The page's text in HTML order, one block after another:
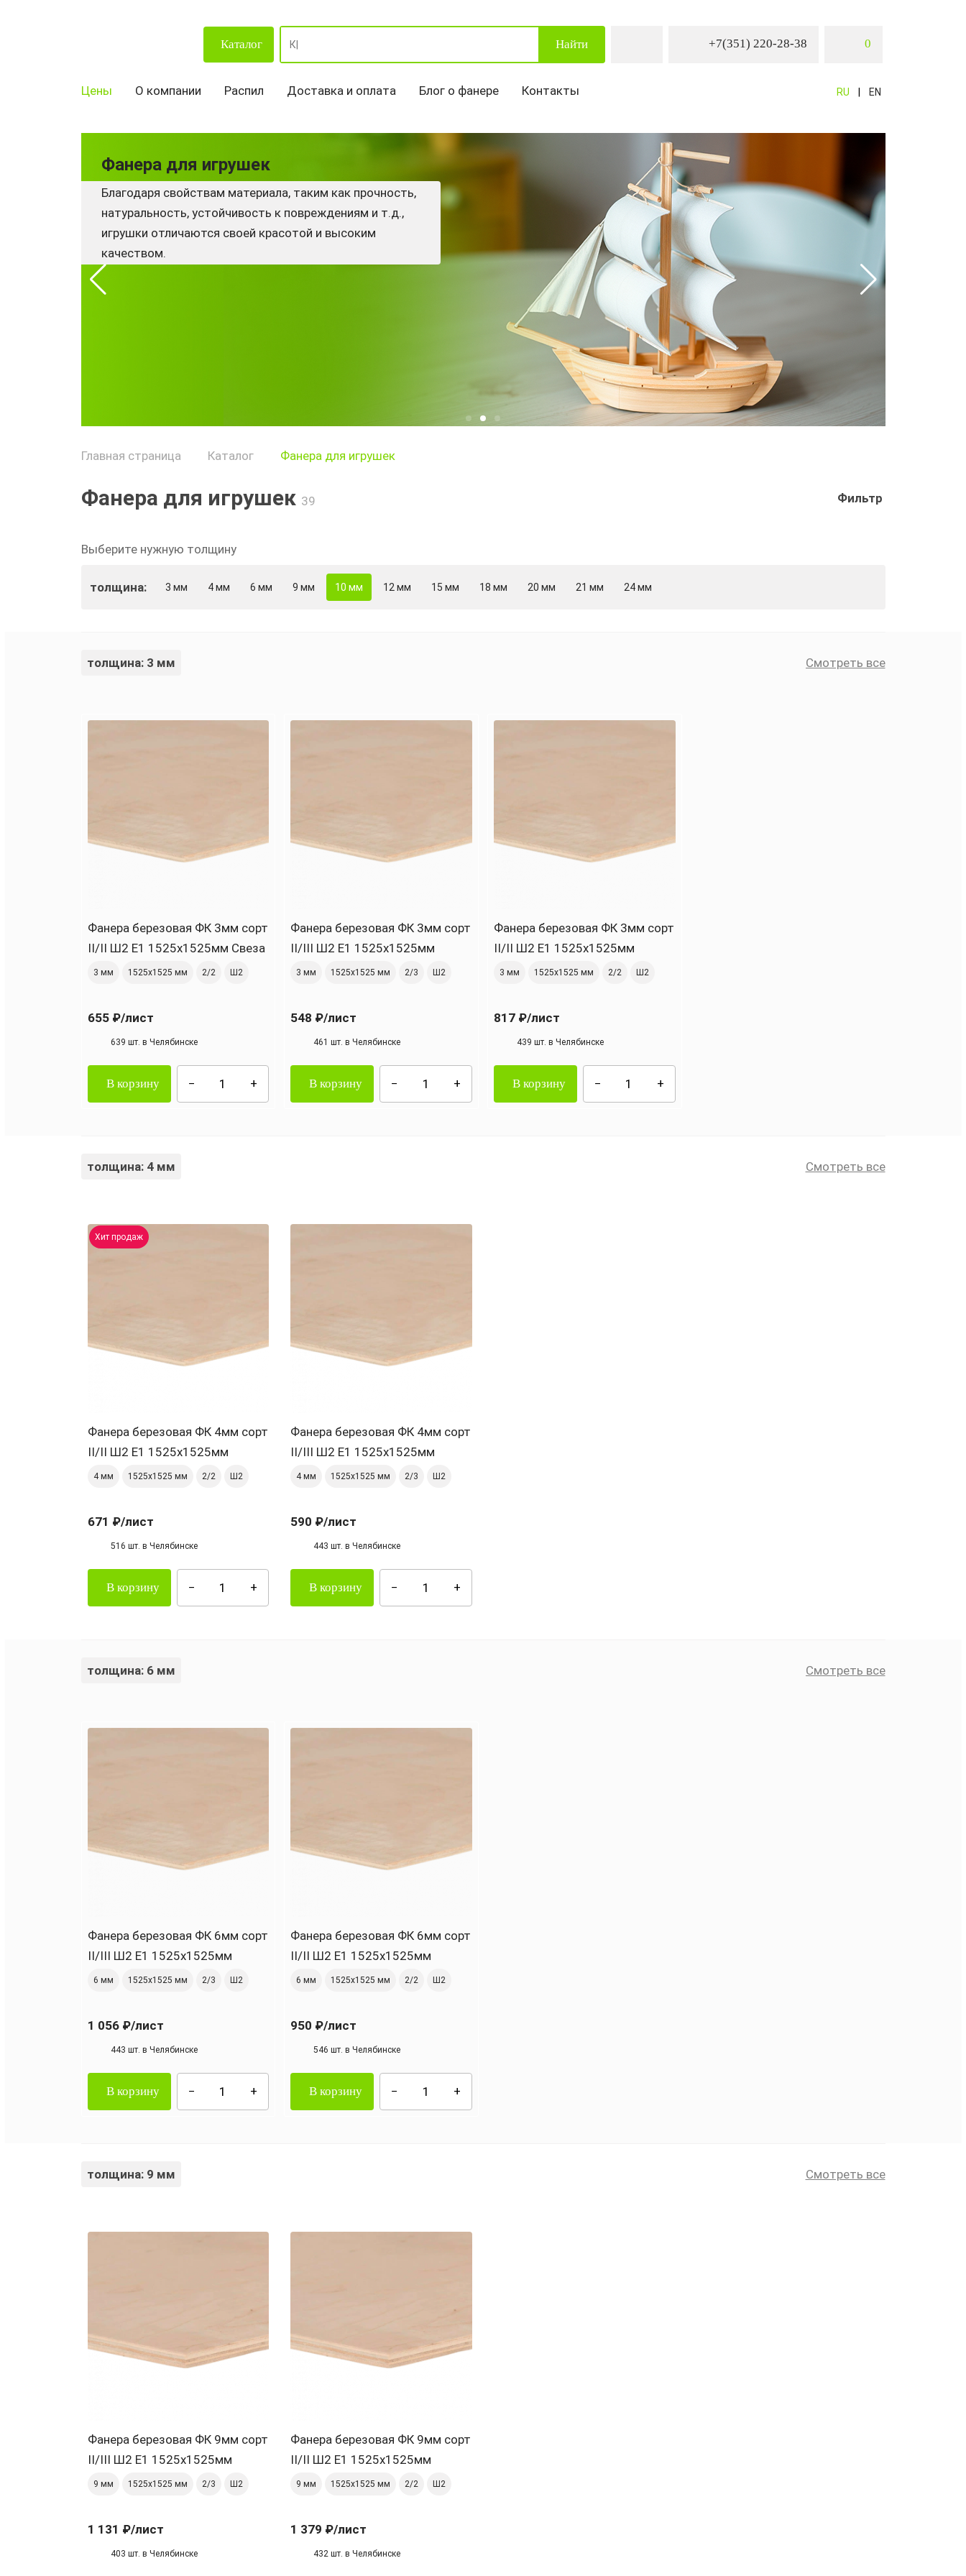
Каталог Найти +7(351) 220-28-38 0
Цены О компании Распил Доставка и оплата Блог о фанере Контакты RU EN
Фанера для игрушек
Благодаря свойствам материала, таким как прочность,
натуральность, устойчивость к повреждениям и т.д.,
игрушки отличаются своей красотой и высоким
качеством.
Главная страница Каталог Фанера для игрушек
Фанера для игрушек 39 Фильтр
Выберите нужную толщину
толщина: 3 мм 4 мм 6 мм 9 мм 10 мм 12 мм 15 мм 18 мм 20 мм 21 мм 24 мм
толщина: 3 мм Смотреть все
Фанера березовая ФК 3мм сорт
II/II Ш2 Е1 1525х1525мм Свеза
3 мм 1525х1525 мм 2/2 Ш2
655 ₽/лист
639 шт. в Челябинске
В корзину
Фанера березовая ФК 3мм сорт
II/III Ш2 Е1 1525х1525мм
3 мм 1525х1525 мм 2/3 Ш2
548 ₽/лист
461 шт. в Челябинске
В корзину
Фанера березовая ФК 3мм сорт
II/II Ш2 Е1 1525х1525мм
3 мм 1525х1525 мм 2/2 Ш2
817 ₽/лист
439 шт. в Челябинске
В корзину
толщина: 4 мм Смотреть все
Хит продаж
Фанера березовая ФК 4мм сорт
II/II Ш2 Е1 1525х1525мм
4 мм 1525х1525 мм 2/2 Ш2
671 ₽/лист
516 шт. в Челябинске
В корзину
Фанера березовая ФК 4мм сорт
II/III Ш2 Е1 1525х1525мм
4 мм 1525х1525 мм 2/3 Ш2
590 ₽/лист
443 шт. в Челябинске
В корзину
толщина: 6 мм Смотреть все
Фанера березовая ФК 6мм сорт
II/III Ш2 Е1 1525х1525мм
6 мм 1525х1525 мм 2/3 Ш2
1 056 ₽/лист
443 шт. в Челябинске
В корзину
Фанера березовая ФК 6мм сорт
II/II Ш2 Е1 1525х1525мм
6 мм 1525х1525 мм 2/2 Ш2
950 ₽/лист
546 шт. в Челябинске
В корзину
толщина: 9 мм Смотреть все
Фанера березовая ФК 9мм сорт
II/III Ш2 Е1 1525х1525мм
9 мм 1525х1525 мм 2/3 Ш2
1 131 ₽/лист
403 шт. в Челябинске
Фанера березовая ФК 9мм сорт
II/II Ш2 Е1 1525х1525мм
9 мм 1525х1525 мм 2/2 Ш2
1 379 ₽/лист
432 шт. в Челябинске